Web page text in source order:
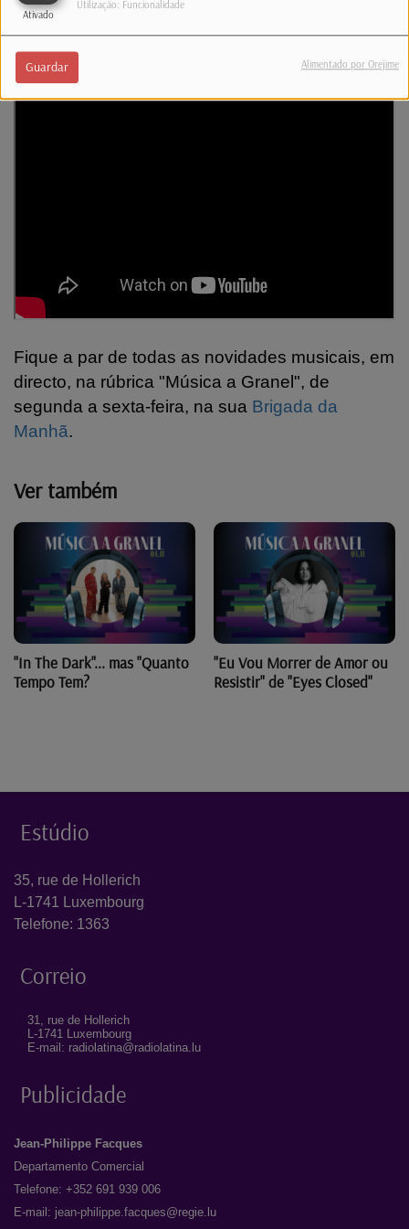
Ativado
Utilização: Funcionalidade
Guardar Alimentado por Orejime
nunca deixou de acreditar em si.
(Confira o tema)
Fique a par de todas as novidades musicais, em
directo, na rúbrica "Música a Granel", de
segunda a sexta-feira, na sua Brigada da
Manhã.
Ver também
"In The Dark"... mas "Quanto
Tempo Tem?
"Eu Vou Morrer de Amor ou
Resistir" de "Eyes Closed"
Estúdio
35, rue de Hollerich
L-1741 Luxembourg
Telefone: 1363
Correio
31, rue de Hollerich
L-1741 Luxembourg
E-mail: radiolatina@radiolatina.lu
Publicidade
Jean-Philippe Facques
Departamento Comercial
Telefone: +352 691 939 006
E-mail: jean-philippe.facques@regie.lu